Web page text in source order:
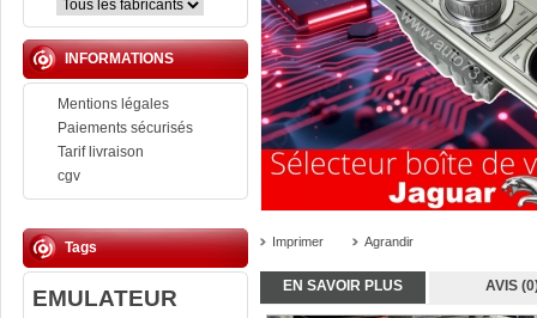
INFORMATIONS
Mentions légales
Paiements sécurisés
Tarif livraison
cgv
Tags
EMULATEUR
Imprimer Agrandir
EN SAVOIR PLUS AVIS